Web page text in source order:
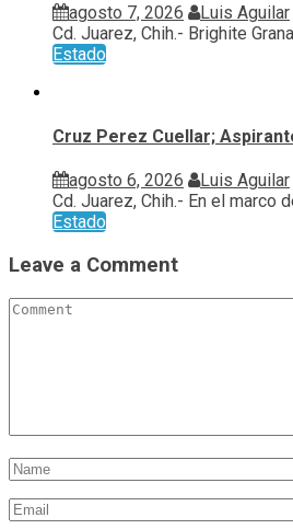
agosto 7, 2026 Luis Aguilar
Cd. Juarez, Chih.- Brighite
Estado
Cruz Perez Cuellar;
agosto 6, 2026 Luis Aguilar
Cd. Juarez, Chih.- En el marco
Estado
Leave a Comment